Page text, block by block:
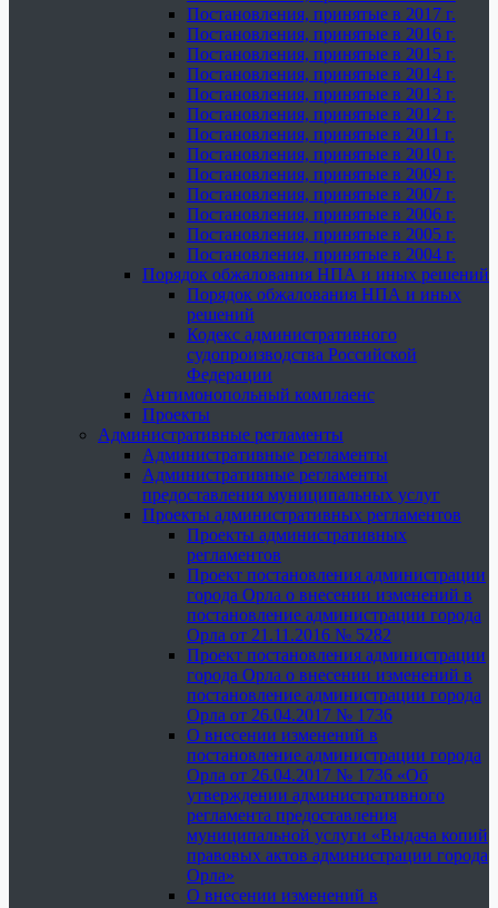
Постановления, принятые в 2017 г.
Постановления, принятые в 2016 г.
Постановления, принятые в 2015 г.
Постановления, принятые в 2014 г.
Постановления, принятые в 2013 г.
Постановления, принятые в 2012 г.
Постановления, принятые в 2011 г.
Постановления, принятые в 2010 г.
Постановления, принятые в 2009 г.
Постановления, принятые в 2007 г.
Постановления, принятые в 2006 г.
Постановления, принятые в 2005 г.
Постановления, принятые в 2004 г.
Порядок обжалования НПА и иных решений
Порядок обжалования НПА и иных
решений
Кодекс административного
судопроизводства Российской
Федерации
Антимонопольный комплаенс
Проекты
Административные регламенты
Административные регламенты
Административные регламенты
предоставления муниципальных услуг
Проекты административных регламентов
Проекты административных
регламентов
Проект постановления администрации
города Орла о внесении изменений в
постановление администрации города
Орла от 21.11.2016 № 5282
Проект постановления администрации
города Орла о внесении изменений в
постановление администрации города
Орла от 26.04.2017 № 1736
О внесении изменений в
постановление администрации города
Орла от 26.04.2017 № 1736 «Об
утверждении административного
регламента предоставления
муниципальной услуги «Выдача копий
правовых актов администрации города
Орла»
О внесении изменений в